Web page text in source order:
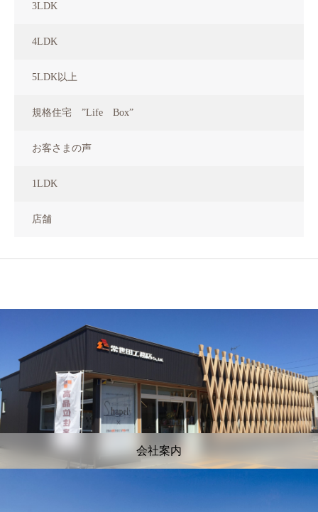
3LDK
4LDK
5LDK以上
規格住宅 ”Life Box”
お客さまの声
1LDK
店舗
会社案内